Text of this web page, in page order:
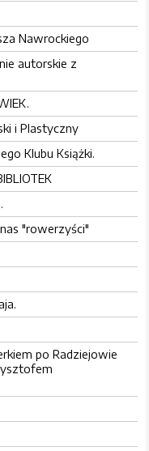
Nawrockiego
autorskie z
i Plastyczny
Klubu Książki.
"rowerzyści"
po Radziejowie